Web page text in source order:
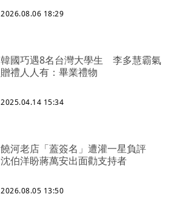
2026.08.06 18:29
韓國巧遇8名台灣大學生 李多慧霸氣
贈禮人人有：畢業禮物
2025.04.14 15:34
饒河老店「蓋簽名」遭灌一星負評
沈伯洋盼蔣萬安出面勸支持者
2026.08.05 13:50